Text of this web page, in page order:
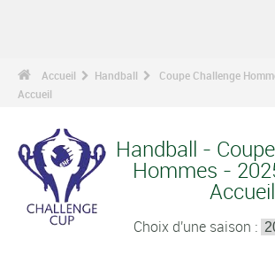
Accueil Handball
Coupe Challenge
Accueil
Handball -
Hommes -
Accueil
Choix d'une saison :